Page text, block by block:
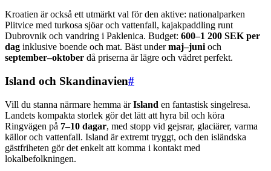
Kroatien är också ett utmärkt val för den aktive: nationalparken
Plitvice med turkosa sjöar och vattenfall, kajakpaddling runt
Dubrovnik och vandring i Paklenica. Budget: 600–1 200 SEK per
dag inklusive boende och mat. Bäst undermaj–juni och
september–oktober då priserna är lägre och vädret perfekt.
Island och Skandinavien#
Vill du stanna närmare hemma ärIsland en fantastisk singelresa.
Landets kompakta storlek gör det lätt att hyra bil och köra
Ringvägen på 7–10 dagar, med stopp vid gejsrar, glaciärer, varma
källor och vattenfall. Island är extremt tryggt, och den isländska
gästfriheten gör det enkelt att komma i kontakt med
lokalbefolkningen.